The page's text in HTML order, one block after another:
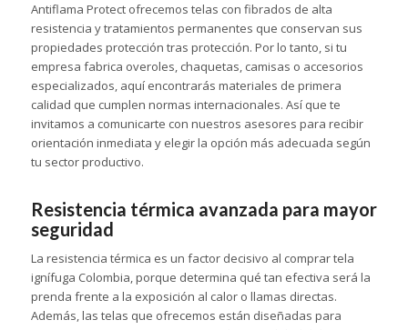
Antiflama Protect ofrecemos telas con fibrados de alta
resistencia y tratamientos permanentes que conservan sus
propiedades protección tras protección. Por lo tanto, si tu
empresa fabrica overoles, chaquetas, camisas o accesorios
especializados, aquí encontrarás materiales de primera
calidad que cumplen normas internacionales. Así que te
invitamos a comunicarte con nuestros asesores para recibir
orientación inmediata y elegir la opción más adecuada según
tu sector productivo.
Resistencia térmica avanzada para mayor
seguridad
La resistencia térmica es un factor decisivo al comprar tela
ignífuga Colombia, porque determina qué tan efectiva será la
prenda frente a la exposición al calor o llamas directas.
Además, las telas que ofrecemos están diseñadas para